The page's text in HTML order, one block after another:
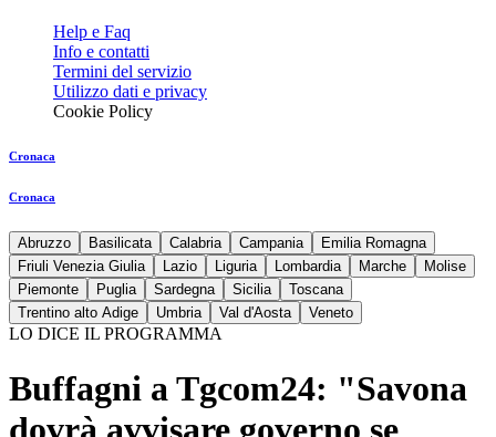
Help e Faq
Info e contatti
Termini del servizio
Utilizzo dati e privacy
Cookie Policy
Cronaca
Cronaca
Abruzzo Basilicata Calabria Campania
Emilia Romagna
Friuli Venezia Giulia
Lazio Liguria Lombardia Marche
Molise
Piemonte
Puglia Sardegna Sicilia
Toscana
Trentino alto Adige
Umbria Val d'Aosta Veneto
LO DICE IL PROGRAMMA
Buffagni a Tgcom24: "Savona
dovrà avvisare governo se